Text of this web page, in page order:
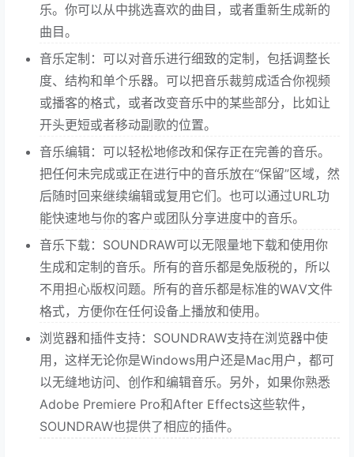
乐。你可以从中挑选喜欢的曲目，或者重新生成新的
曲目。
音乐定制：可以对音乐进行细致的定制，包括调整长
度、结构和单个乐器。可以把音乐裁剪成适合你视频
或播客的格式，或者改变音乐中的某些部分，比如让
开头更短或者移动副歌的位置。
音乐编辑：可以轻松地修改和保存正在完善的音乐。
把任何未完成或正在进行中的音乐放在“保留”区域，然
后随时回来继续编辑或复用它们。也可以通过URL功
能快速地与你的客户或团队分享进度中的音乐。
音乐下载：SOUNDRAW可以无限量地下载和使用你
生成和定制的音乐。所有的音乐都是免版税的，所以
不用担心版权问题。所有的音乐都是标准的WAV文件
格式，方便你在任何设备上播放和使用。
浏览器和插件支持：SOUNDRAW支持在浏览器中使
用，这样无论你是Windows用户还是Mac用户，都可
以无缝地访问、创作和编辑音乐。另外，如果你熟悉
Adobe Premiere Pro和After Effects这些软件，
SOUNDRAW也提供了相应的插件。